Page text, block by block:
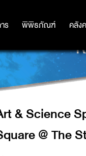
ร พิพิธภัณฑ์ คลัง
ร พิพิธภัณฑ์ คลัง
เดือน
& Science
@ The